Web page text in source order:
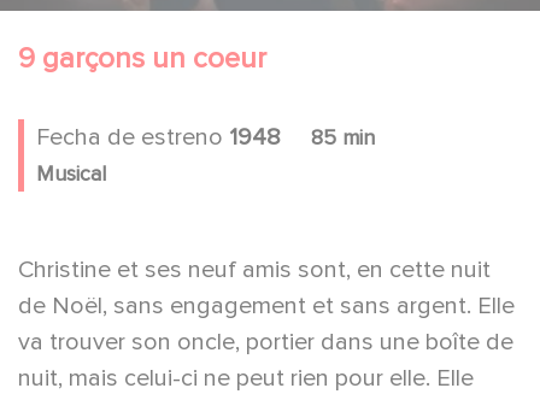
9 garçons un coeur
Fecha de estreno 1948
85 min
Musical
Christine et ses neuf amis sont, en cette nuit
de Noël, sans engagement et sans argent. Elle
va trouver son oncle, portier dans une boîte de
nuit, mais celui-ci ne peut rien pour elle. Elle